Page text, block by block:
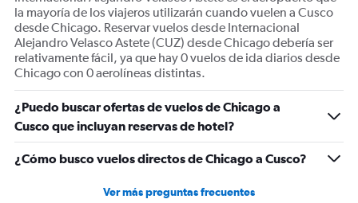
Range:
0
to
1200.
la mayoría de los viajeros utilizarán cuando vuelen a Cusco
desde Chicago. Reservar vuelos desde Internacional
Alejandro Velasco Astete (CUZ) desde Chicago debería ser
relativamente fácil, ya que hay 0 vuelos de ida diarios desde
Chicago con 0 aerolíneas distintas.
¿Puedo buscar ofertas de vuelos de Chicago a
Cusco que incluyan reservas de hotel?
¿Cómo busco vuelos directos de Chicago a Cusco?
Ver más preguntas frecuentes